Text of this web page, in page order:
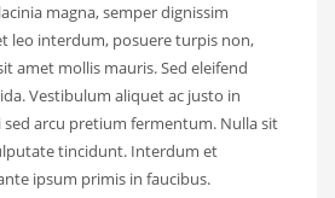
magna, semper dignissim
leo interdum, posuere turpis non,
amet mollis mauris. Sed eleifend
Vestibulum aliquet ac justo in
sed arcu pretium fermentum. Nulla sit
tincidunt. Interdum et
ipsum primis in faucibus.